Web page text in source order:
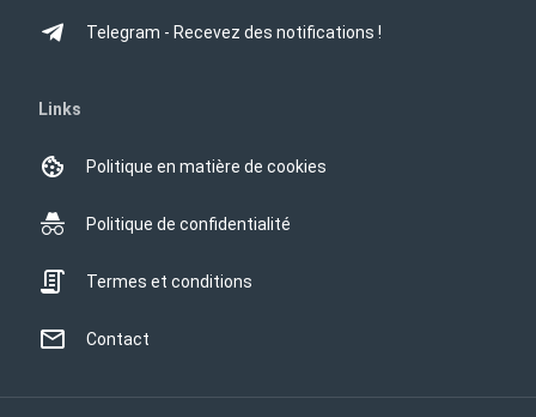
Telegram - Recevez des notifications !
Links
Politique en matière de cookies
Politique de confidentialité
Termes et conditions
Contact